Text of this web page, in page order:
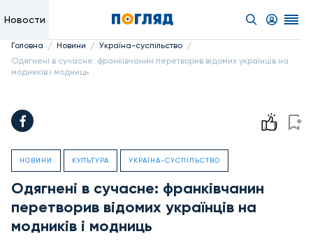
Новости
Головна / Новини / Україна-суспільство /
Одягнені в сучасне: франківчанин перетворив відомих українців на
модників і модниць
НОВИНИ КУЛЬТУРА УКРАЇНА-СУСПІЛЬСТВО
Одягнені в сучасне: франківчанин
перетворив відомих українців на
модників і модниць